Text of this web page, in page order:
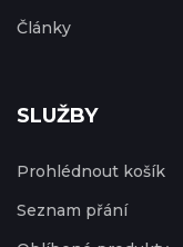
Články
SLUŽBY
Prohlédnout košík
Seznam přání